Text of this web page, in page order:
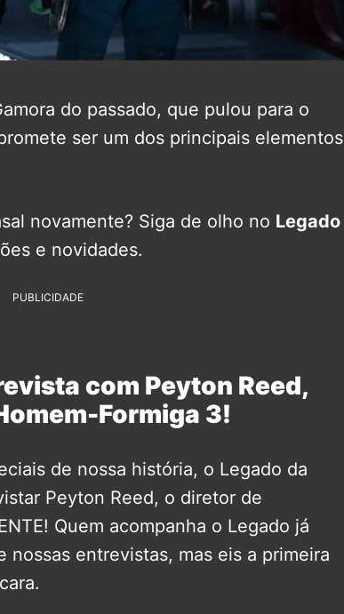
do passado, que pulou para o
ser um dos principais elementos
novamente? Siga de olho no Legado
e novidades.
PUBLICIDADE
com Peyton Reed,
Formiga 3!
de nossa história, o Legado da
Peyton Reed, o diretor de
Quem acompanha o Legado já
entrevistas, mas eis a primeira